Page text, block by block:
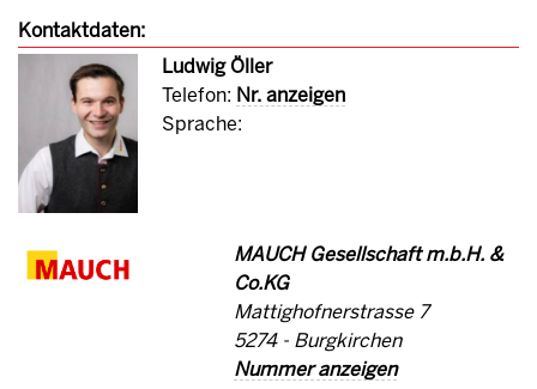
Kontaktdaten:
Ludwig Öller
Telefon: Nr. anzeigen
Sprache:
MAUCH Gesellschaft m.b.H. &
Co.KG
Mattighofnerstrasse 7
5274 - Burgkirchen
Nummer anzeigen